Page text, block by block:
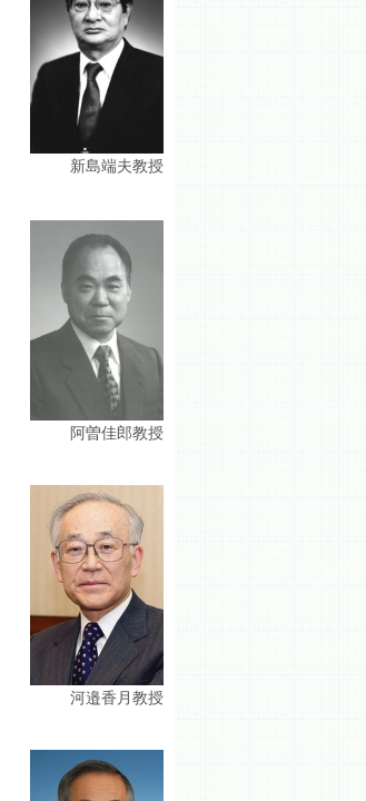
新島端夫教授
阿曽佳郎教授
河邉香月教授